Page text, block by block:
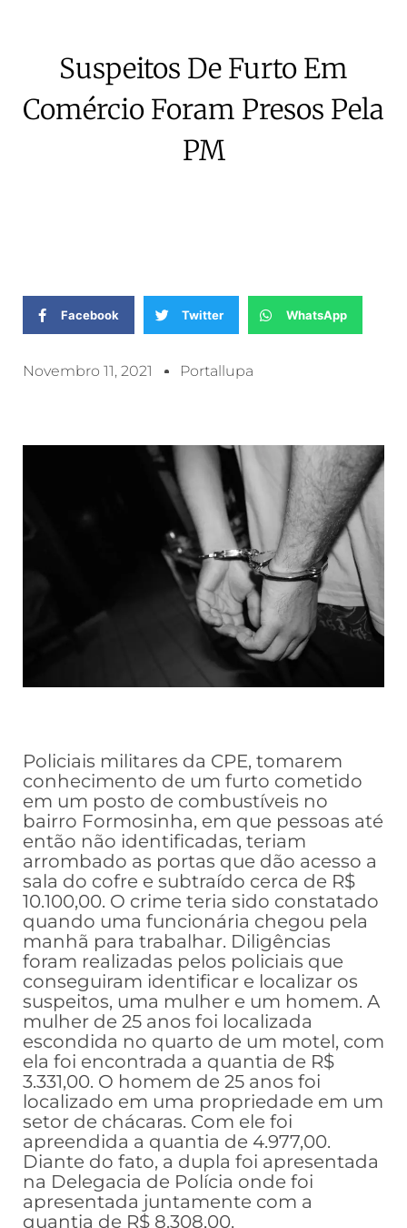
Suspeitos De Furto Em
Comércio Foram Presos Pela
PM
Facebook Twitter WhatsApp
Novembro 11, 2021 Portallupa
Policiais militares da CPE, tomarem
conhecimento de um furto cometido
em um posto de combustíveis no
bairro Formosinha, em que pessoas até
então não identificadas, teriam
arrombado as portas que dão acesso a
sala do cofre e subtraído cerca de R$
10.100,00. O crime teria sido constatado
quando uma funcionária chegou pela
manhã para trabalhar. Diligências
foram realizadas pelos policiais que
conseguiram identificar e localizar os
suspeitos, uma mulher e um homem. A
mulher de 25 anos foi localizada
escondida no quarto de um motel, com
ela foi encontrada a quantia de R$
3.331,00. O homem de 25 anos foi
localizado em uma propriedade em um
setor de chácaras. Com ele foi
apreendida a quantia de 4.977,00.
Diante do fato, a dupla foi apresentada
na Delegacia de Polícia onde foi
apresentada juntamente com a
quantia de R$ 8.308,00.